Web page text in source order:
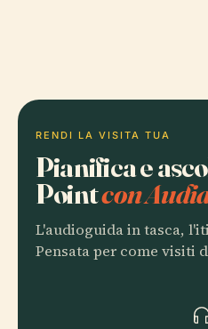
RENDI LA VISITA TUA
Pianifica e
Pointcon
L'audioguida in tasca,
Pensata per come visiti